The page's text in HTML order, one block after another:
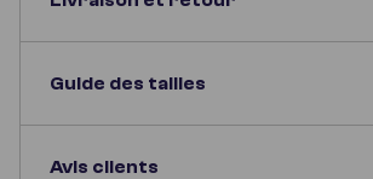
Guide des tailles
Avis clients